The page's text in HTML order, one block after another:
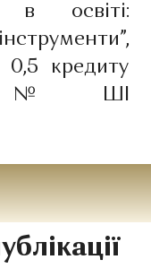
в освіті:
кредиту
№ ШІ